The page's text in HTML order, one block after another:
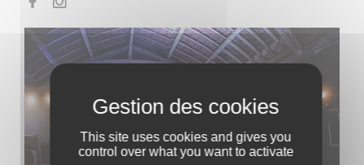
This site uses cookies and gives you
control over what you want to activate